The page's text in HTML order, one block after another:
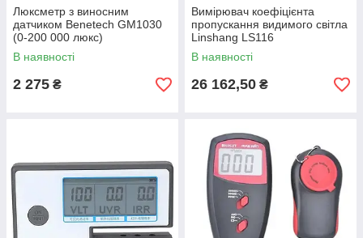
Люксметр з виносним
датчиком Benetech GM1030
(0-200 000 люкс)
В наявності
2 275 ₴
Вимірювач коефіцієнта
пропускання видимого світла
Linshang LS116
В наявності
26 162,50 ₴